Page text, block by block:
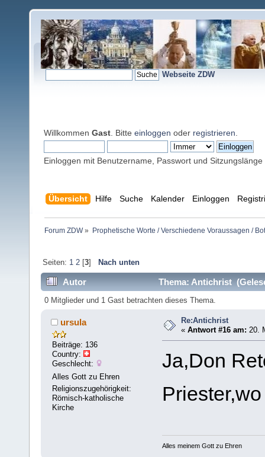
Webseite ZDW
Willkommen Gast . Bitte einloggen oder registrieren
Einloggen mit Benutzername, Passwort und Sitzungslänge
Übersicht Hilfe Suche Kalender Einloggen
Forum ZDW» Prophetische Worte / Verschiedene Voraussagen /
Seiten: 1 2[3] Nach unten
Autor Thema: Antichrist
0 Mitglieder und 1 Gast betrachten dieses Thema.
ursula
Beiträge: 136
Country:
Geschlecht:
Alles Gott zu Ehren
Religionszugehörigkeit:
Römisch-katholische
Kirche
Re:Antichrist
«Antwort #16 am: 20.
Ja,Don
Alles meinem Gott zu Ehren